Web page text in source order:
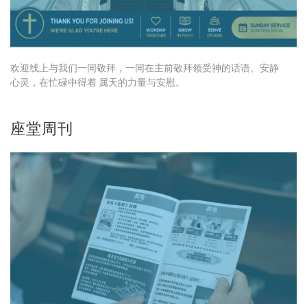
欢迎线上与我们一同敬拜，一同在主前敬拜领受神的话语。安静
心灵，在忙碌中得着 属天的力量与安慰。
座堂周刊